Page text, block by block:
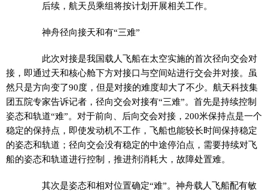
后续，航天员乘组将按计划开展相关工作。
神舟径向接天和有“三难”
此次对接是我国载人飞船在太空实施的首次径向交会对
接，即通过天和核心舱下方对接口与空间站进行交会并对接。虽
然只是方向变了90度，但是对接的难度却大了不少。航天科技集
团五院专家告诉记者，径向交会对接有“三难”。首先是持续控制
姿态和轨道“难”。对于前向、后向交会对接，200米保持点是一个
稳定的保持点，即使发动机不工作，飞船也能较长时间保持稳定
的姿态和轨道；径向交会没有稳定的中途停泊点，需要持续对飞
船的姿态和轨道进行控制，推进剂消耗大，故障处置难。
其次是姿态和相对位置确定“难”。神舟载人飞船配有敏